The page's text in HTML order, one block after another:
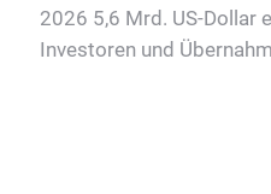
2026 5,6 Mrd. US-Dollar
Investoren und